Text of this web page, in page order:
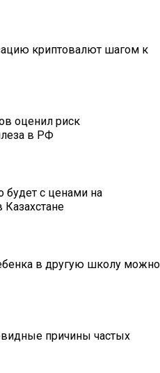
криптовалют шагом к
оценил риск
в РФ
будет с ценами на
в другую школу можно
причины частых